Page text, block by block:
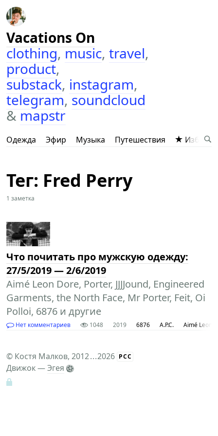
Vacations On
clothing,music,travel,
product,
substack, instagram,
telegram,soundcloud
&mapstr
Одежда Эфир Музыка Путешествия
Тег: Fred Perry
1 заметка
Что почитать про мужскую одежду:
27/5/2019 — 2/6/2019
Aimé Leon Dore, Porter, JJJJound, Engineered
Garments, the North Face, Mr Porter, Feit, Oi
Polloi, 6876 и другие
Нет комментариев 1048 2019 6876 A.P.C. Aimé Leon
© Костя Малков, 2012...2026 РСС
Движок —Эгея